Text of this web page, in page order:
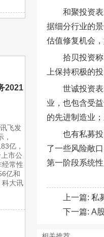
2021
飞发
亿，
市公
常性
亿和
科大讯
和聚投资
据细分行业的
估值修复机会
拾贝投资
上保持积极的
世诚投资
业，也包含受
的先进制造业
也有私募
了一些风险敞
第一阶段系统
上一篇: 私
下一篇: A